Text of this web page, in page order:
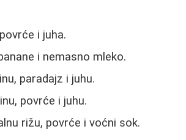
i juha.
i nemasno mleko.
paradajz i juhu.
povrće i juhu.
rižu, povrće i voćni sok.